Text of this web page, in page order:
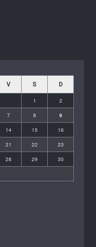
V S D
1 2
7 8 9
14 15 16
21 22 23
28 29 30